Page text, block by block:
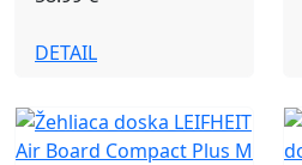
DETAIL